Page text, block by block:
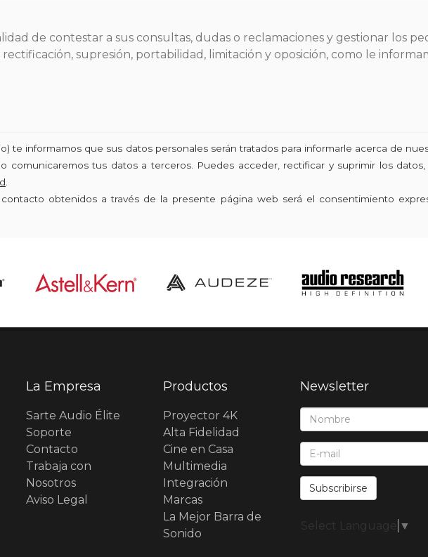
de contestar a sus consultas, dudas o reclamaciones y gestionar los
supresión, portabilidad, limitación y oposición, como le
te informamos que sus datos personales serán tratados para informarle acerca de
comunicaremos tus datos a terceros. Puedes acceder, rectificar y suprimir los
obtenidos a través de la presente página web será el consentimiento
La Empresa
Sarte Audio Élite
Soporte
Contacto
Trabaja con
Nosotros
Aviso Legal
Productos
Proyector 4K
Alta Fidelidad
Cine en Casa
Multimedia
Integración
Marcas
La Mejor Barra de
Sonido
Newsletter
Nombre*:
E-Mail*:
Subscribirse
Select Language ▼